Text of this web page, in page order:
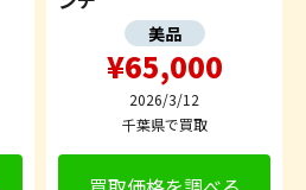
美品
¥65,000
2026/3/12
千葉県で買取